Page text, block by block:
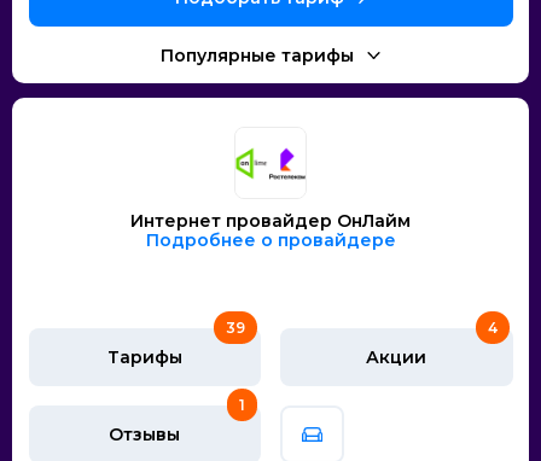
Интернет провайдер ОнЛайм
Подробнее о провайдере
Тарифы
39
Акции
4
Отзывы
1